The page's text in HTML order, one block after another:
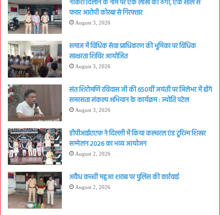
नौकरी दिलाने के नाम पर एक लाख की ठगी, एक साल से
फरार आरोपी कोरबा से गिरफ्तार
August 3, 2026
समाज में विधिक सेवा प्राधिकरण की भूमिका पर विधिक
साक्षरता शिविर आयोजित
August 3, 2026
संत शिरोमणि रविदास जी की 650वीं जयंती पर जिलेभर में होंगे
समरसता संकल्प अभियान के कार्यक्रम : ज्योति पटेल
August 3, 2026
डीपीआईएएफ ने दिल्ली में किया कल्चरल एंड टूरिज्म शिखर
सम्मेलन 2026 का भव्य आयोजन
August 2, 2026
अवैध कच्ची महुआ शराब पर पुलिस की कार्रवाई
August 2, 2026